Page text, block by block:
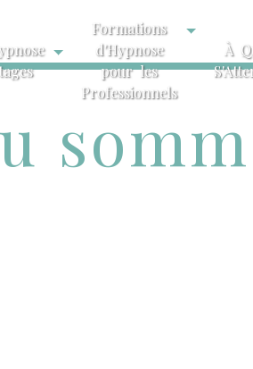
Formations
d'Hypnose
pour les
Professionnels
À